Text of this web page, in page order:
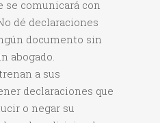
se comunicará con
dé declaraciones
documento sin
abogado.
a sus
declaraciones que
o negar su